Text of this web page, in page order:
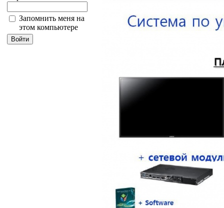
Запомнить меня на
этом компьютере